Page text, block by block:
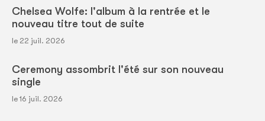
Chelsea Wolfe: l'album à la rentrée et le
nouveau titre tout de suite
le 22 juil. 2026
Ceremony assombrit l'été sur son nouveau
single
le 16 juil. 2026